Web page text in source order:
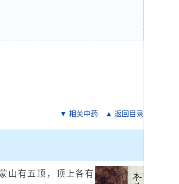
▼ 相关中药 ▲ 返回目录
山有五顶，顶上各有